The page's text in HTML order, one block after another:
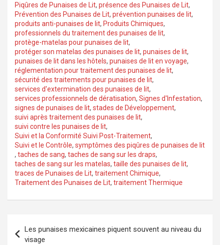
Piqûres de Punaises de Lit, présence des Punaises de Lit,
Prévention des Punaises de Lit, prévention punaises de lit,
produits anti-punaises de lit, Produits Chimiques,
professionnels du traitement des punaises de lit,
protège-matelas pour punaises de lit,
protéger son matelas des punaises de lit, punaises de lit,
punaises de lit dans les hôtels, punaises de lit en voyage,
réglementation pour traitement des punaises de lit,
sécurité des traitements pour punaises de lit,
services d'extermination des punaises de lit,
services professionnels de dératisation, Signes d'Infestation,
signes de punaises de lit, stades de Développement,
suivi après traitement des punaises de lit,
suivi contre les punaises de lit,
Suivi et la Conformité Suivi Post-Traitement,
Suivi et le Contrôle, symptômes des piqûres de punaises de lit
, taches de sang, taches de sang sur les draps,
taches de sang sur les matelas, taille des punaises de lit,
traces de Punaises de Lit, traitement Chimique,
Traitement des Punaises de Lit, traitement Thermique
de
Les punaises mexicaines piquent souvent au niveau du
visage